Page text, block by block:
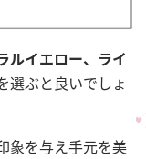
ルイエロー、ライ
選ぶと良いでしょ
象を与え手元を美